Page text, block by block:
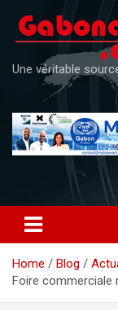
content
Une véritable
Home Blog
Foire commerciale